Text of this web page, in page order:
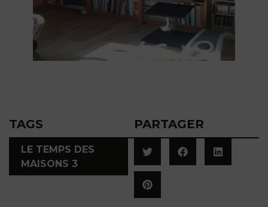
TAGS
LE TEMPS DES
MAISONS 3
PARTAGER